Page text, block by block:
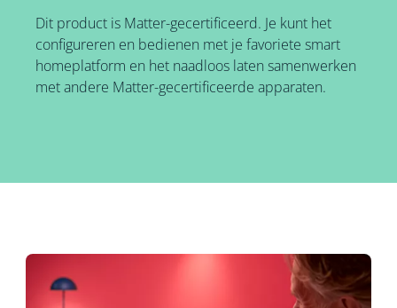
Dit product is Matter-gecertificeerd. Je kunt het
configureren en bedienen met je favoriete smart
homeplatform en het naadloos laten samenwerken
met andere Matter-gecertificeerde apparaten.